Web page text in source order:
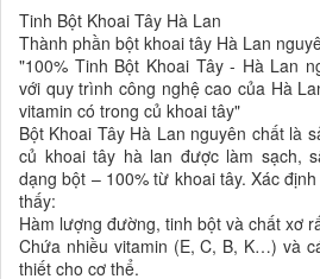
Tinh Bột Khoai Tây Hà Lan
Thành phần bột khoai tây Hà Lan
"100% Tinh Bột Khoai Tây - Hà Lan
với quy trình công nghệ cao của Hà
vitamin có trong củ khoai tây"
Bột Khoai Tây Hà Lan nguyên chất là
củ khoai tây hà lan được làm sạch,
dạng bột – 100% từ khoai tây. Xác
thấy:
Hàm lượng đường, tinh bột và chất xơ
Chứa nhiều vitamin (E, C, B, K…) và
thiết cho cơ thể.